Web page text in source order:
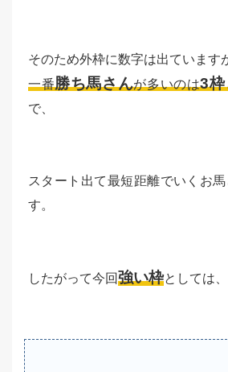
そのため外枠に数字は出ています
一番勝ち馬さんが多いのは3枠
で、
スタート出て最短距離でいくお
す。
したがって今回強い枠としては、